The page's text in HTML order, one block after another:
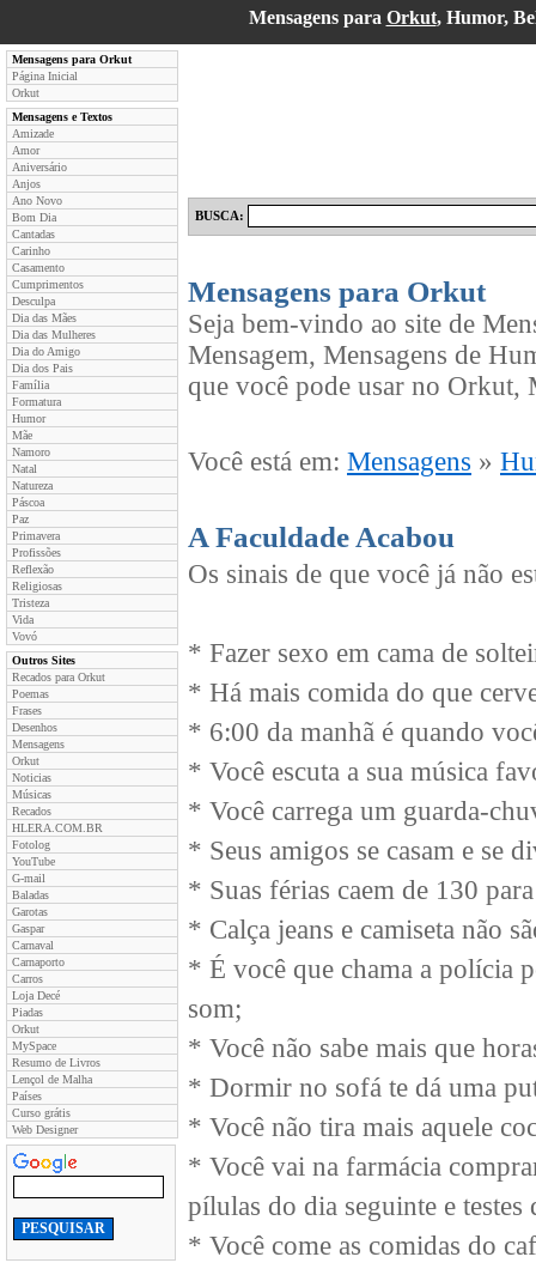
Mensagens para Orkut, Humor,
Mensagens para Orkut
Página Inicial
Orkut
Mensagens e Textos
Amizade
Amor
Aniversário
Anjos
Ano Novo
Bom Dia
Cantadas
Carinho
Casamento
Cumprimentos
Desculpa
Dia das Mães
Dia das Mulheres
Dia do Amigo
Dia dos Pais
Família
Formatura
Humor
Mãe
Namoro
Natal
Natureza
Páscoa
Paz
Primavera
Profissões
Reflexão
Religiosas
Tristeza
Vida
Vovó
Outros Sites
Recados para Orkut
Poemas
Frases
Desenhos
Mensagens
Orkut
Noticias
Músicas
Recados
HLERA.COM.BR
Fotolog
YouTube
G-mail
Baladas
Garotas
Gaspar
Carnaval
Carnaporto
Carros
Loja Decé
Piadas
Orkut
MySpace
Resumo de Livros
Lençol de Malha
Países
Curso grátis
Web Designer
BUSCA:
Mensagens para Orkut
Seja bem-vindo ao site de
Mensagem, Mensagens de
que você pode usar no
Você está em: Mensagens »
A Faculdade Acabou
Os sinais de que você já não
* Fazer sexo em cama de
* Há mais comida do que
* 6:00 da manhã é quando
* Você escuta a sua música
* Você carrega um guarda-
* Seus amigos se casam e se
* Suas férias caem de 130
* Calça jeans e camiseta não
* É você que chama a polícia
som;
* Você não sabe mais que
* Dormir no sofá te dá uma
* Você não tira mais aquele
* Você vai na farmácia
pílulas do dia seguinte e testes
* Você come as comidas do